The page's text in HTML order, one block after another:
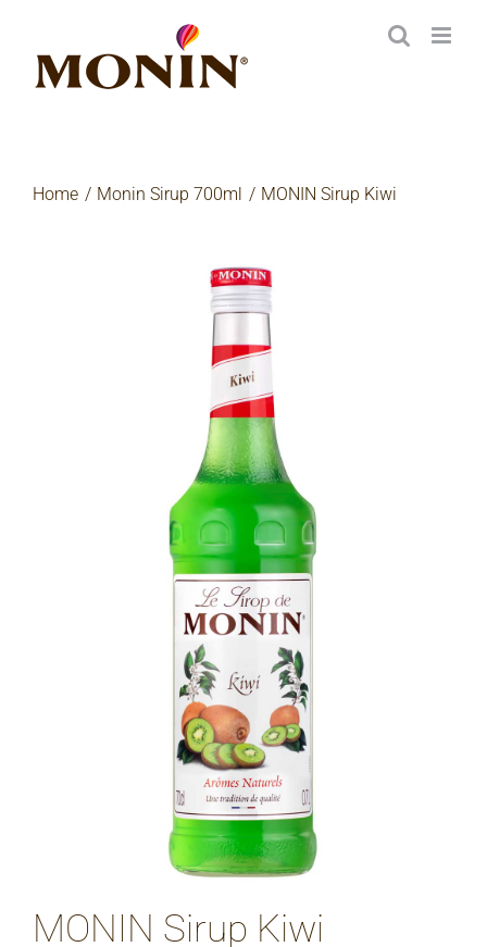
Inhalt
springen
Home Monin Sirup 700ml MONIN Sirup Kiwi
MONIN Sirup Kiwi